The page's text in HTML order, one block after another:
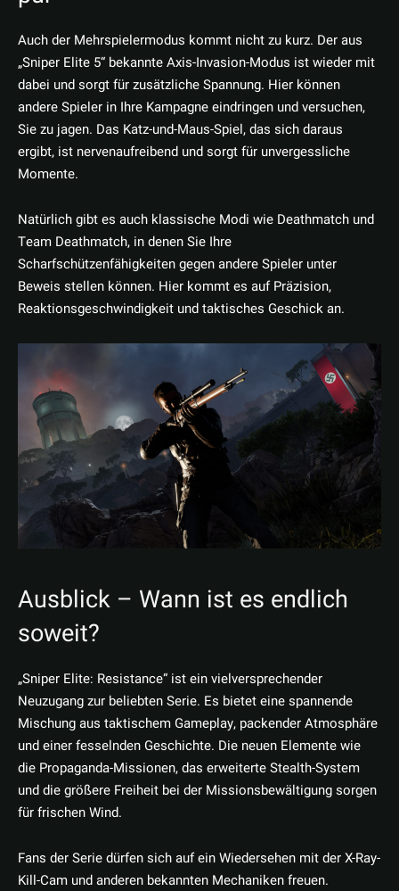
Auch der Mehrspielermodus kommt nicht zu kurz. Der aus
„Sniper Elite 5“ bekannte Axis-Invasion-Modus ist wieder mit
dabei und sorgt für zusätzliche Spannung. Hier können
andere Spieler in Ihre Kampagne eindringen und versuchen,
Sie zu jagen. Das Katz-und-Maus-Spiel, das sich daraus
ergibt, ist nervenaufreibend und sorgt für unvergessliche
Momente.
Natürlich gibt es auch klassische Modi wie Deathmatch und
Team Deathmatch, in denen Sie Ihre
Scharfschützenfähigkeiten gegen andere Spieler unter
Beweis stellen können. Hier kommt es auf Präzision,
Reaktionsgeschwindigkeit und taktisches Geschick an.
Ausblick – Wann ist es endlich
soweit?
„Sniper Elite: Resistance“ ist ein vielversprechender
Neuzugang zur beliebten Serie. Es bietet eine spannende
Mischung aus taktischem Gameplay, packender Atmosphäre
und einer fesselnden Geschichte. Die neuen Elemente wie
die Propaganda-Missionen, das erweiterte Stealth-System
und die größere Freiheit bei der Missionsbewältigung sorgen
für frischen Wind.
Fans der Serie dürfen sich auf ein Wiedersehen mit der X-Ray-
Kill-Cam und anderen bekannten Mechaniken freuen.